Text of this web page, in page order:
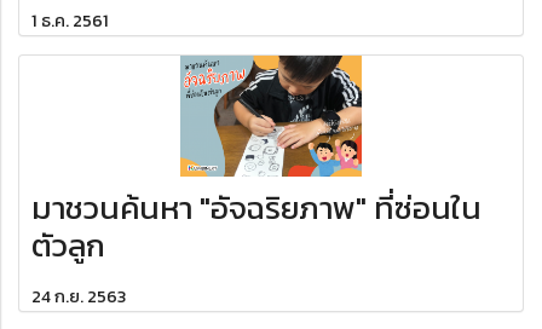
1 ธ.ค. 2561
มาชวนค้นหา "อัจฉริยภาพ" ที่ซ่อนใน
ตัวลูก
24 ก.ย. 2563